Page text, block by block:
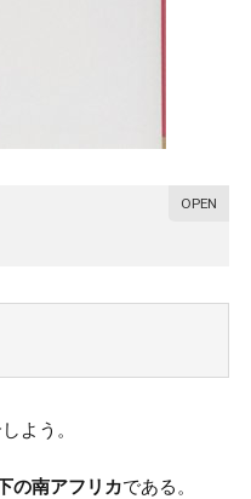
よう。
の南アフリカである。